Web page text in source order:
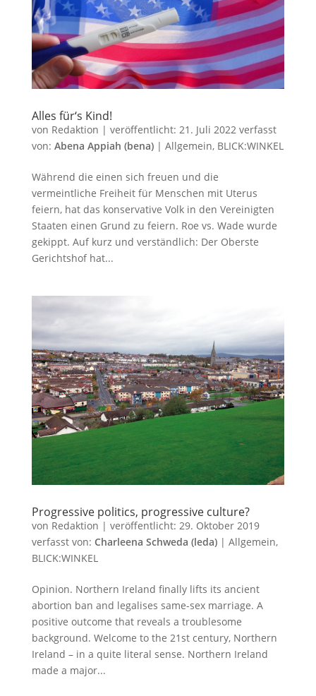
Alles für‘s Kind!
von Redaktion | veröffentlicht: 21. Juli 2022 verfasst
von: Abena Appiah (bena)| Allgemein, BLICK:WINKEL
Während die einen sich freuen und die
vermeintliche Freiheit für Menschen mit Uterus
feiern, hat das konservative Volk in den Vereinigten
Staaten einen Grund zu feiern. Roe vs. Wade wurde
gekippt. Auf kurz und verständlich: Der Oberste
Gerichtshof hat...
Progressive politics, progressive culture?
von Redaktion | veröffentlicht: 29. Oktober 2019
verfasst von: Charleena Schweda (leda)| Allgemein,
BLICK:WINKEL
Opinion. Northern Ireland finally lifts its ancient
abortion ban and legalises same-sex marriage. A
positive outcome that reveals a troublesome
background. Welcome to the 21st century, Northern
Ireland – in a quite literal sense. Northern Ireland
made a major...